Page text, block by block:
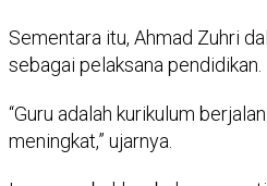
Sementara itu, Ahmad Zuhri
sebagai pelaksana
“Guru adalah kurikulum
meningkat,” ujarnya.